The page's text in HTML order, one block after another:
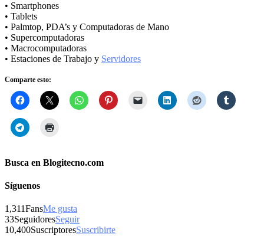
• Smartphones
• Tablets
• Palmtop, PDA’s y Computadoras de Mano
• Supercomputadoras
• Macrocomputadoras
• Estaciones de Trabajo y Servidores
Comparte esto:
Busca en Blogitecno.com
Síguenos
1,311FansMe gusta
33SeguidoresSeguir
10,400SuscriptoresSuscribirte